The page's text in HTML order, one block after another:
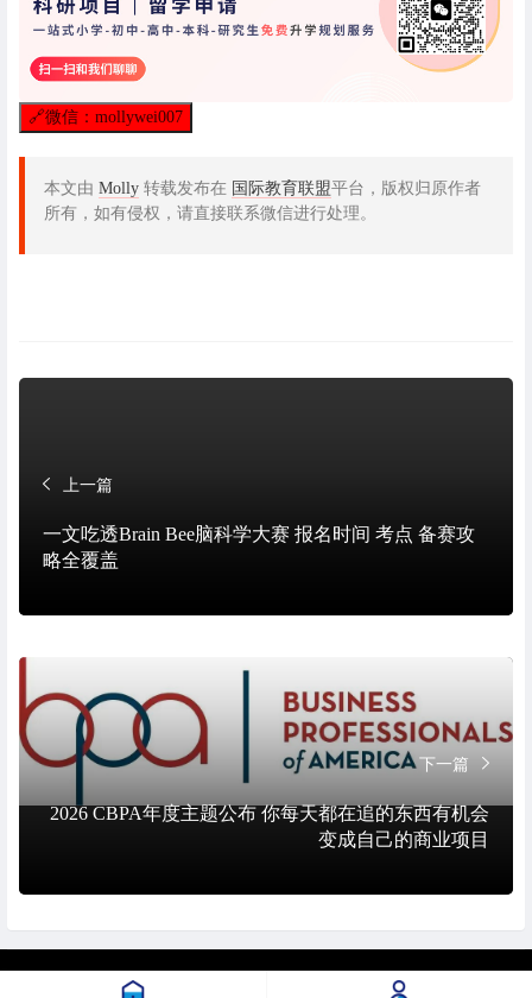
🔗微信：mollywei007
本文由 Molly 转载发布在 国际教育联盟平台，版权归原作者
所有，如有侵权，请直接联系微信进行处理。
上一篇
一文吃透Brain Bee脑科学大赛 报名时间 考点 备赛攻
略全覆盖
下一篇
2026 CBPA年度主题公布 你每天都在追的东西有机会
变成自己的商业项目
© 2026. All Rights Reserved. 沪ICP备2023015751号-1